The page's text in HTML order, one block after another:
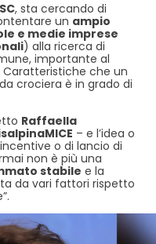
, sta cercando di
un ampio
e medie imprese
) alla ricerca di
importante al
Caratteristiche che un
crociera è in grado di
Raffaella
– e l’idea o
o di lancio di
non è più una
stabile e la
da vari fattori rispetto